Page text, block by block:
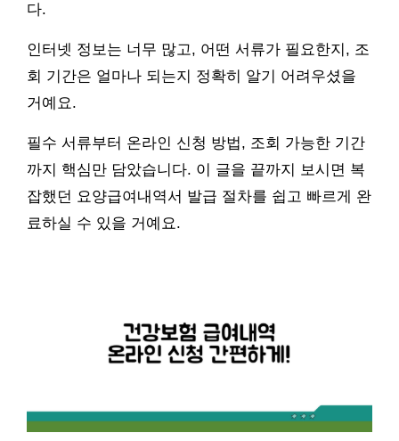
다.
인터넷 정보는 너무 많고, 어떤 서류가 필요한지, 조
회 기간은 얼마나 되는지 정확히 알기 어려우셨을
거예요.
필수 서류부터 온라인 신청 방법, 조회 가능한 기간
까지 핵심만 담았습니다. 이 글을 끝까지 보시면 복
잡했던 요양급여내역서 발급 절차를 쉽고 빠르게 완
료하실 수 있을 거예요.